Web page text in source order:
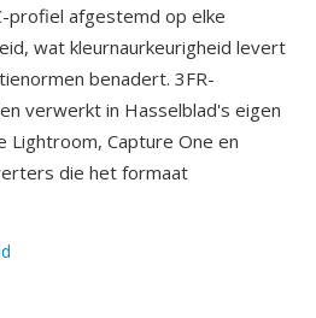
profiel afgestemd op elke
wat kleurnaurkeurigheid levert
benadert. 3FR-
verwerkt in Hasselblad's eigen
Lightroom, Capture One en
die het formaat